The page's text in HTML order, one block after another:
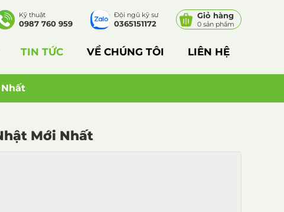
Kỹ thuật
0987 760 959
Đội ngũ kỹ sư
0365151172
Giỏ hàng
0 sản phẩm
TIN TỨC VỀ CHÚNG TÔI LIÊN HỆ
Nhất
Mới Nhất